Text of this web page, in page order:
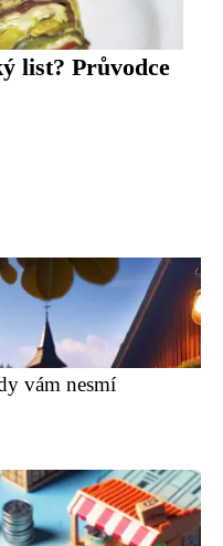
list? Průvodce
vám nesmí